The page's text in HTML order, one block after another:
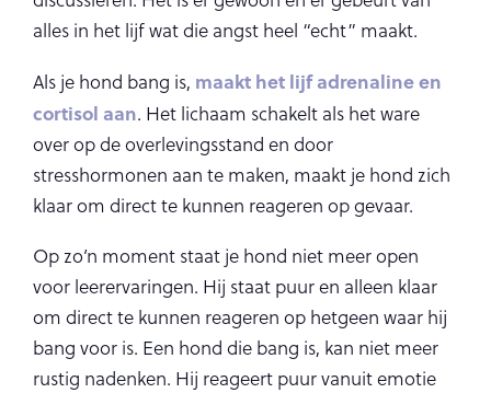
alles in het lijf wat die angst heel “echt” maakt.
Als je hond bang is, maakt het lijf adrenaline en
cortisol aan. Het lichaam schakelt als het ware
over op de overlevingsstand en door
stresshormonen aan te maken, maakt je hond zich
klaar om direct te kunnen reageren op gevaar.
Op zo’n moment staat je hond niet meer open
voor leerervaringen. Hij staat puur en alleen klaar
om direct te kunnen reageren op hetgeen waar hij
bang voor is. Een hond die bang is, kan niet meer
rustig nadenken. Hij reageert puur vanuit emotie